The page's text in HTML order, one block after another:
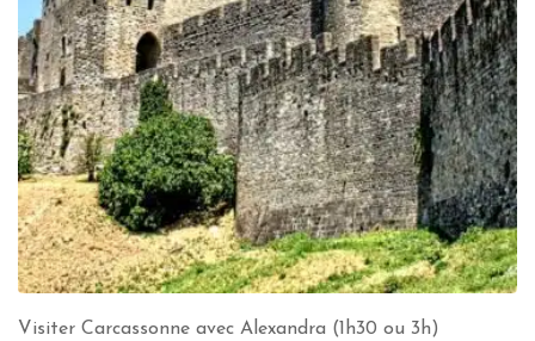
Visiter Carcassonne avec Alexandra (1h30 ou 3h)